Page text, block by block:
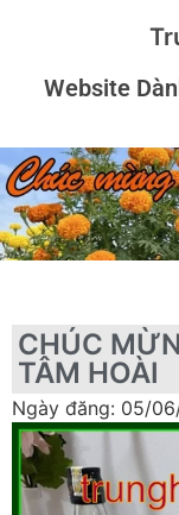
Website
CHÚC
TÂM HOÀI
Ngày đăng: 05/